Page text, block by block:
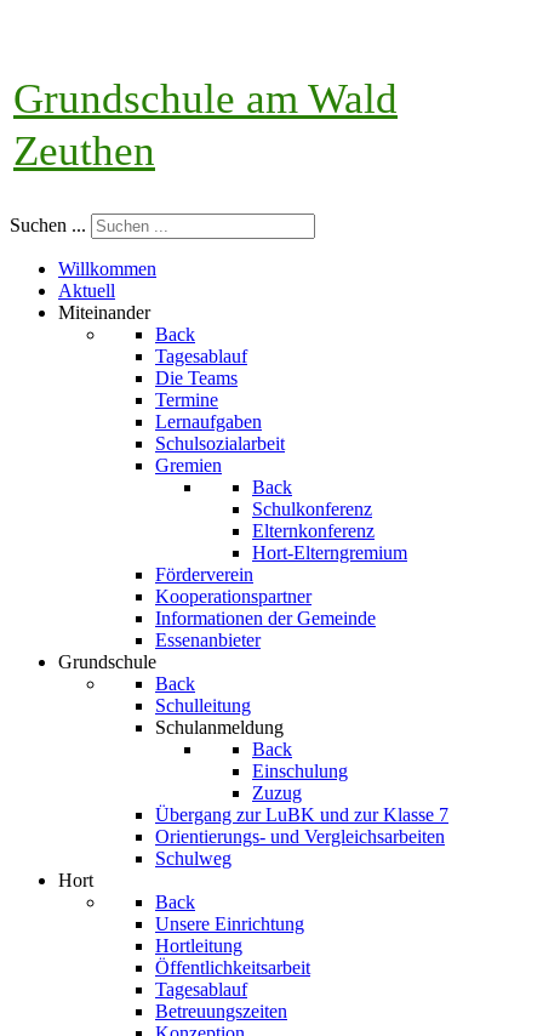
Grundschule am Wald
Zeuthen
Suchen ...
Willkommen
Aktuell
Miteinander
Back
Tagesablauf
Die Teams
Termine
Lernaufgaben
Schulsozialarbeit
Gremien
Back
Schulkonferenz
Elternkonferenz
Hort-Elterngremium
Förderverein
Kooperationspartner
Informationen der Gemeinde
Essenanbieter
Grundschule
Back
Schulleitung
Schulanmeldung
Back
Einschulung
Zuzug
Übergang zur LuBK und zur Klasse 7
Orientierungs- und Vergleichsarbeiten
Schulweg
Hort
Back
Unsere Einrichtung
Hortleitung
Öffentlichkeitsarbeit
Tagesablauf
Betreuungszeiten